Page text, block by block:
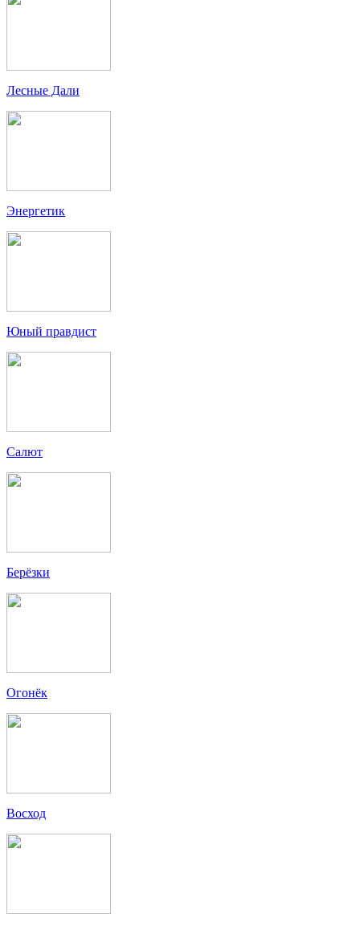
Лесные Дали
Энергетик
Юный правдист
Салют
Берёзки
Огонёк
Восход